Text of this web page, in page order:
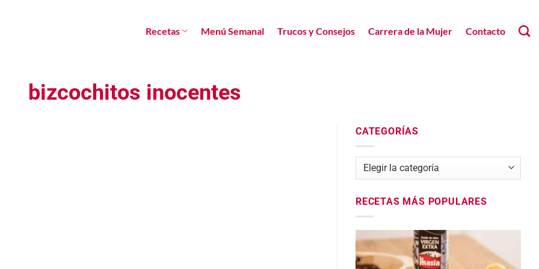
Recetas Menú Semanal Trucos y Consejos Carrera de la Mujer Contacto
bizcochitos inocentes
CATEGORÍAS
Categorías
RECETAS MÁS POPULARES